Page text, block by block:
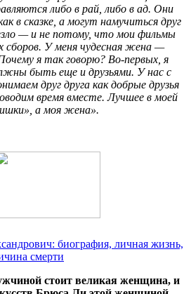
либо в рай, либо в ад. Они
в сказке, а могут намучиться друг
— и не потому, что мои фильмы
сборов. У меня чудесная жена —
я так говорю? Во-первых, я
быть еще и друзьями. У нас с
друг друга как добрые друзья
время вместе. Лучшее в моей
а моя жена».
биография, личная жизнь,
смерти
стоит великая женщина, и